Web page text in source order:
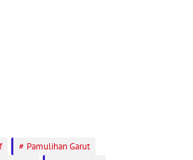
Pamulihan Garut